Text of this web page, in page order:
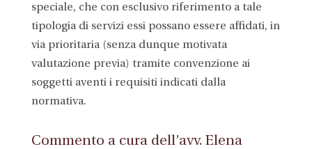
speciale, che con esclusivo riferimento a tale
tipologia di servizi essi possano essere affidati, in
via prioritaria (senza dunque motivata
valutazione previa) tramite convenzione ai
soggetti aventi i requisiti indicati dalla
normativa.
Commento a cura dell’avv. Elena